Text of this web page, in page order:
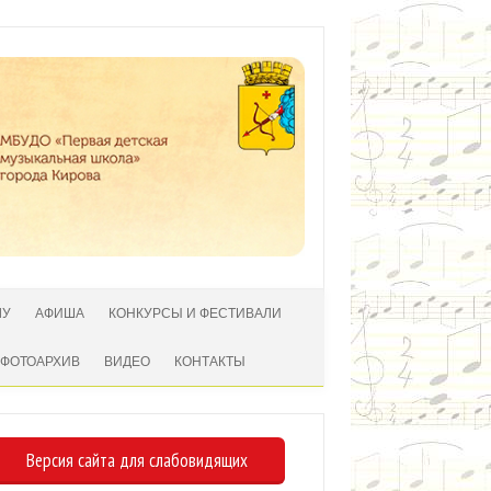
АФИША КОНКУРСЫ И ФЕСТИВАЛИ
ФОТОАРХИВ ВИДЕО КОНТАКТЫ
Версия сайта для слабовидящих